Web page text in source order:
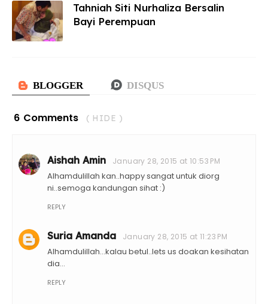
Tahniah Siti Nurhaliza Bersalin
Bayi Perempuan
6 Comments ( HIDE )
Aishah Amin January 28, 2015 at 10:53 PM
Alhamdulillah kan..happy sangat untuk diorg
ni..semoga kandungan sihat :)
REPLY
Suria Amanda January 28, 2015 at 11:23 PM
Alhamdulillah...kalau betul..lets us doakan kesihatan
dia...
REPLY